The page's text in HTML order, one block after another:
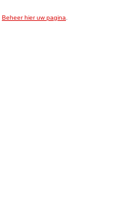
Beheer hier uw pagina